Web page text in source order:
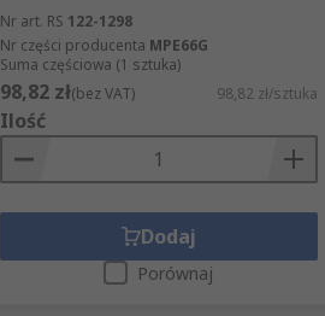
Nr art. RS 122-1298
Nr części producenta MPE66G
Suma częściowa (1 sztuka)
98,82 zł(bez VAT) 98,82 zł/sztuka
Ilość
Dodaj
Porównaj